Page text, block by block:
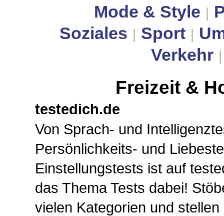
Mode & Style
Soziales
Sport
Verkehr
Freizeit &
testedich.de
Von Sprach- und
Persönlichkeits- und
Einstellungstests ist auf
das Thema Tests dabei!
vielen Kategorien und